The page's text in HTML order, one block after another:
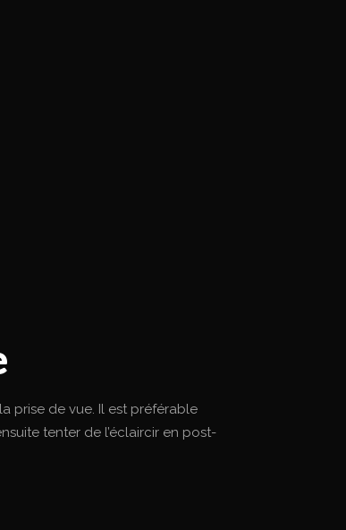
prise de vue. Il est préférable
tenter de l’éclaircir en post-